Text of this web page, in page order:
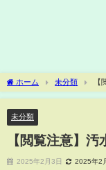
ホーム 未分類
未分類
【閲覧注意】汚
2025年2月3日 2025年2